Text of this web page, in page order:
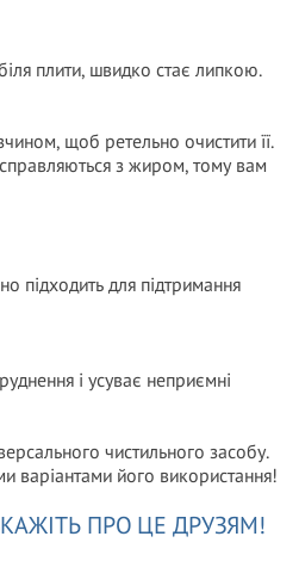
плити, швидко стає липкою.
щоб ретельно очистити її.
з жиром, тому вам
підходить для підтримання
і усуває неприємні
чистильного засобу.
варіантами його використання!
ПРО ЦЕ ДРУЗЯМ!